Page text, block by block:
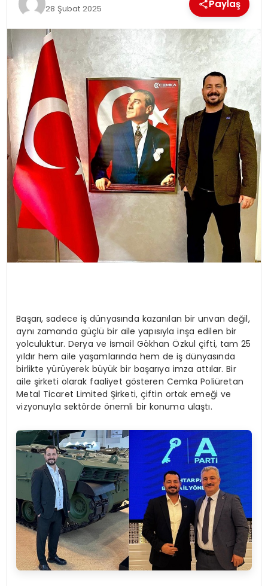
28 Şubat 2025 Paylaş
Başarı, sadece iş dünyasında kazanılan bir unvan değil,
aynı zamanda güçlü bir aile yapısıyla inşa edilen bir
yolculuktur. Derya ve İsmail Gökhan Özkul çifti, tam 25
yıldır hem aile yaşamlarında hem de iş dünyasında
birlikte yürüyerek büyük bir başarıya imza attılar. Bir
aile şirketi olarak faaliyet gösteren Cemka Poliüretan
Metal Ticaret Limited Şirketi, çiftin ortak emeği ve
vizyonuyla sektörde önemli bir konuma ulaştı.